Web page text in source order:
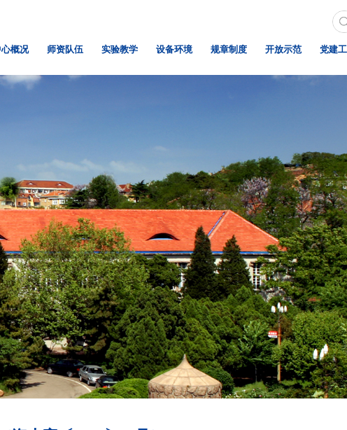
概况 师资队伍 实验教学 设备环境 规章制度 开放示范 党建